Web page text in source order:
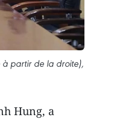
à partir de la droite),
Hung, a